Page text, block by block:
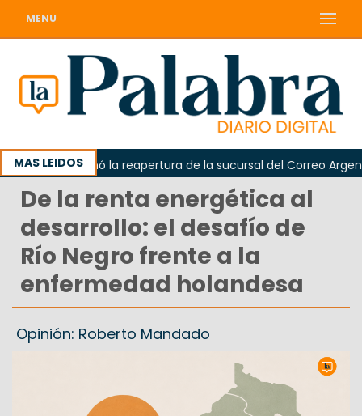
MENU
MAS LEIDOS
reclamó la reapertura de la sucursal del Correo Argentino
De la renta energética al
desarrollo: el desafío de
Río Negro frente a la
enfermedad holandesa
Opinión: Roberto Mandado